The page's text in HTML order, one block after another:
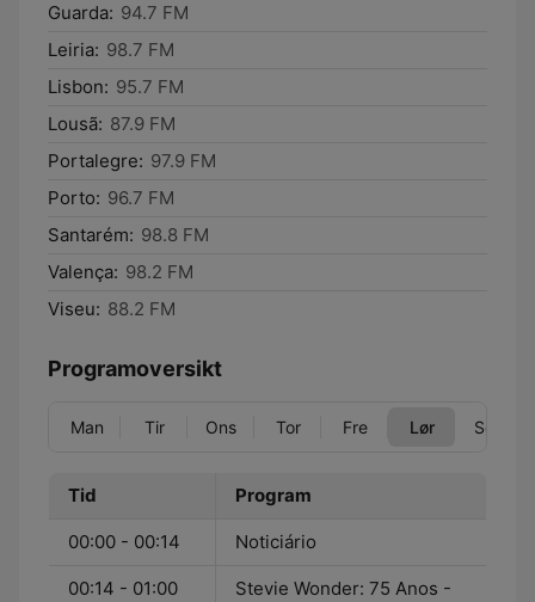
Guarda: 94.7 FM
Leiria: 98.7 FM
Lisbon: 95.7 FM
Lousã: 87.9 FM
Portalegre: 97.9 FM
Porto: 96.7 FM
Santarém: 98.8 FM
Valença: 98.2 FM
Viseu: 88.2 FM
Programoversikt
Man Tir Ons Tor Fre Lør Søn
Tid Program
00:00 - 00:14 Noticiário
00:14 - 01:00
Stevie Wonder: 75 Anos -